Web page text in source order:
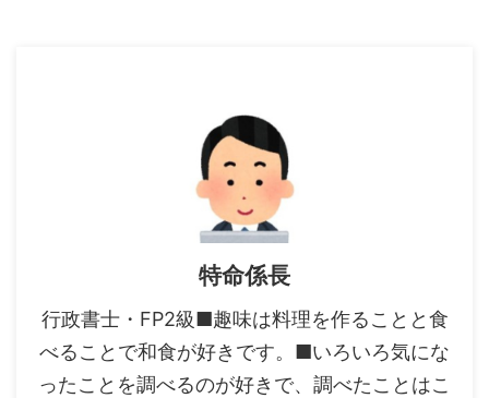
特命係長
行政書士・FP2級■趣味は料理を作ることと食
べることで和食が好きです。■いろいろ気にな
ったことを調べるのが好きで、調べたことはこ